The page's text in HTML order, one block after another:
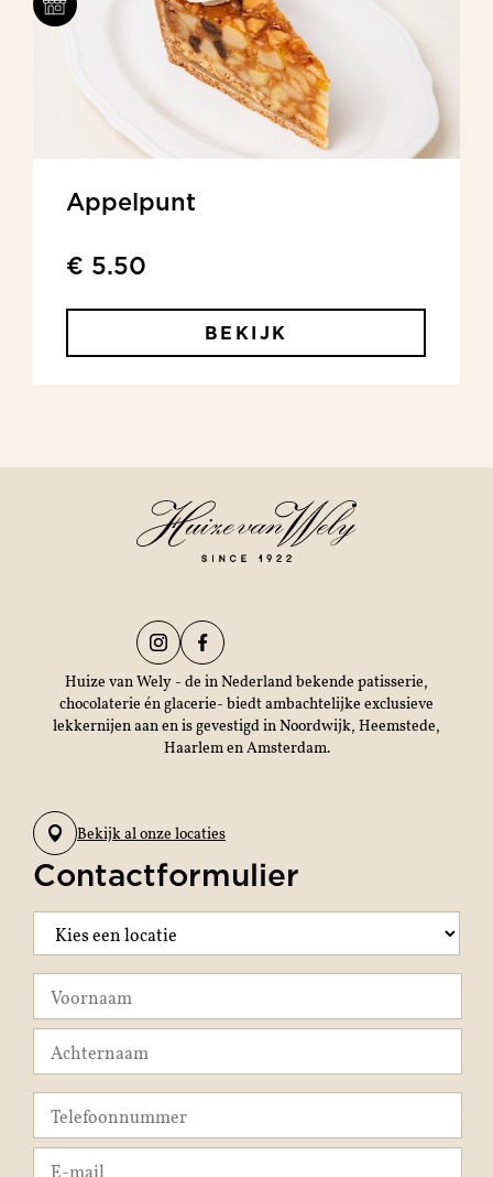
Appelpunt
€ 5.50
BEKIJK
Huize van Wely - de in Nederland bekende patisserie,
chocolaterie én glacerie- biedt ambachtelijke exclusieve
lekkernijen aan en is gevestigd in Noordwijk, Heemstede,
Haarlem en Amsterdam.
Bekijk al onze locaties
Contactformulier